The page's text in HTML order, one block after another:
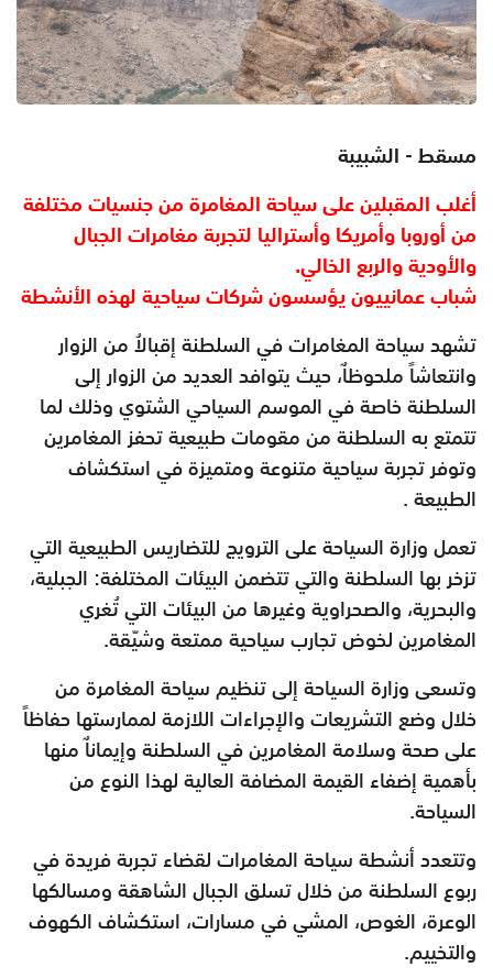
مسقط - الشبيبة
أغلب المقبلين على سياحة المغامرة من جنسيات مختلفة
من أوروبا وأمريكا وأستراليا لتجربة مغامرات الجبال
والأودية والربع الخالي.​
شباب عمانييون يؤسسون شركات سياحية لهذه الأنشطة
تشهد سياحة المغامرات في السلطنة إقبالاُ من الزوار
وانتعاشاً ملحوظاٌ، حيث يتوافد العديد من الزوار إلى
السلطنة خاصة في الموسم السياحي الشتوي وذلك لما
تتمتع به السلطنة من مقومات طبيعية تحفز المغامرين
وتوفر تجربة سياحية متنوعة ومتميزة في استكشاف
الطبيعة .
تعمل وزارة السياحة على الترويج للتضاريس الطبيعية التي
تزخر بها السلطنة والتي تتضمن البيئات المختلفة: الجبلية،
والبحرية، والصحراوية وغيرها من البيئات التي تُغري
المغامرين لخوض تجارب سياحية ممتعة وشيّقة.
وتسعى وزارة السياحة إلى تنظيم سياحة المغامرة من
خلال وضع التشريعات والإجراءات اللازمة لممارستها حفاظاً
على صحة وسلامة المغامرين في السلطنة وإيماناٌ منها
بأهمية إضفاء القيمة المضافة العالية لهذا النوع من
السياحة.
وتتعدد أنشطة سياحة المغامرات لقضاء تجربة فريدة في
ربوع السلطنة من خلال تسلق الجبال الشاهقة ومسالكها
الوعرة، الغوص، المشي في مسارات، استكشاف الكهوف
والتخييم.